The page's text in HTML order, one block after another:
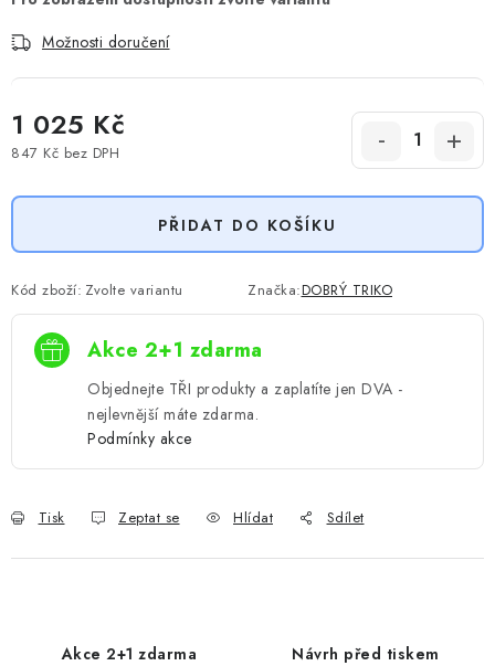
Možnosti doručení
1 025 Kč
847 Kč bez DPH
PŘIDAT DO KOŠÍKU
Kód zboží: Zvolte variantu Značka:DOBRÝ TRIKO
Akce 2+1 zdarma
Objednejte TŘI produkty a zaplatíte jen DVA -
nejlevnější máte zdarma.
Podmínky akce
Tisk Zeptat se Hlídat Sdílet
Akce 2+1 zdarma Návrh před tiskem